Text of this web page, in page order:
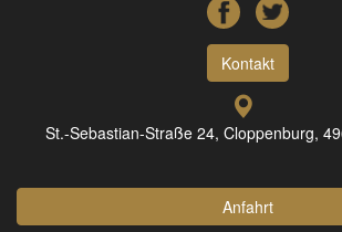
Kontakt
St.-Sebastian-Straße 24, Cloppenburg,
Anfahrt